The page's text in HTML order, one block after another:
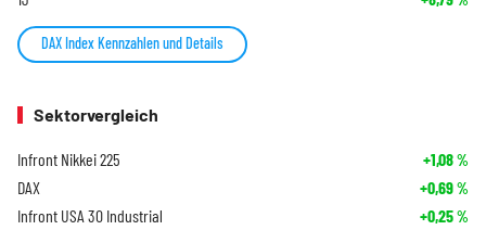
DAX Index Kennzahlen und Details
Sektorvergleich
Infront Nikkei 225 +1,08%
DAX +0,69%
Infront USA 30 Industrial +0,25%